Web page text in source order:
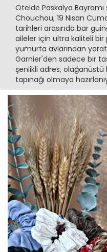
Otelde Paskalya
Chouchou, 19 Nisan
tarihleri arasında bar
aileler için ultra kaliteli bir
yumurta avlarından
Garnier'den sadece bir
şenlikli adres,
tapınağı olmaya